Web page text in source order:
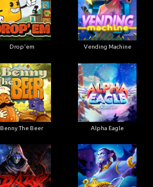
Drop'em Vending Machine
Benny The Beer Alpha Eagle